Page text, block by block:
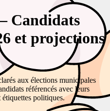
Candidats
et projections
aux élections municipales
référencés avec leurs
étiquettes politiques.